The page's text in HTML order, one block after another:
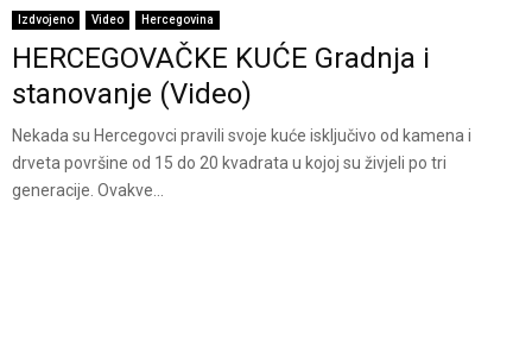
Izdvojeno Video Hercegovina
HERCEGOVAČKE KUĆE Gradnja i
stanovanje (Video)
Nekada su Hercegovci pravili svoje kuće isključivo od kamena i
drveta površine od 15 do 20 kvadrata u kojoj su živjeli po tri
generacije. Ovakve...